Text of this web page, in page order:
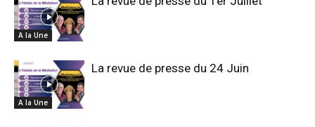
A la Une
A la Une
La revue de presse du 24 Juin